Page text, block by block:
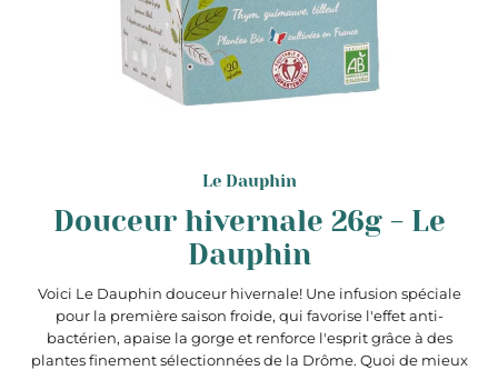
Le Dauphin
Douceur hivernale 26g - Le
Dauphin
Voici Le Dauphin douceur hivernale! Une infusion spéciale
pour la première saison froide, qui favorise l'effet anti-
bactérien, apaise la gorge et renforce l'esprit grâce à des
plantes finement sélectionnées de la Drôme. Quoi de mieux